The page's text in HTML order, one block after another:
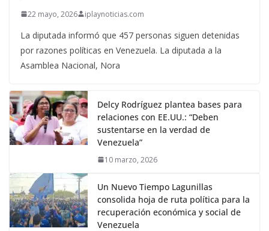
22 mayo, 2026 iplaynoticias.com
La diputada informó que 457 personas siguen detenidas
por razones políticas en Venezuela. La diputada a la
Asamblea Nacional, Nora
Delcy Rodríguez plantea bases para
relaciones con EE.UU.: “Deben
sustentarse en la verdad de
Venezuela”
10 marzo, 2026
Un Nuevo Tiempo Lagunillas
consolida hoja de ruta política para la
recuperación económica y social de
Venezuela